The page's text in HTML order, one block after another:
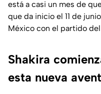
está a casi un mes de
que da inicio el 11 de
México con el partido
Shakira
esta nueva